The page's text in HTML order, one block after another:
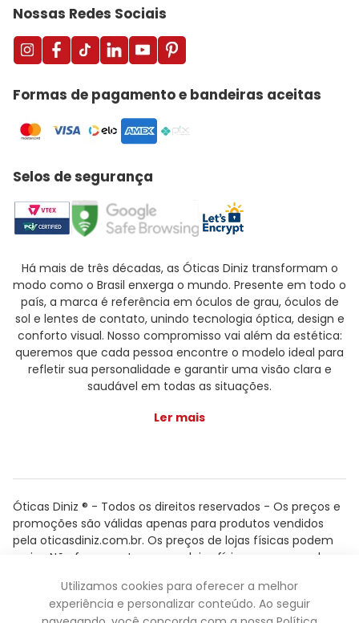
Nossas Redes Sociais
Formas de pagamento e bandeiras aceitas
Selos de segurança
Há mais de três décadas, as Óticas Diniz transformam o
modo como o Brasil enxerga o mundo. Presente em todo o
país, a marca é referência em óculos de grau, óculos de
sol e lentes de contato, unindo tecnologia óptica, design e
conforto visual. Nosso compromisso vai além da estética:
queremos que cada pessoa encontre o modelo ideal para
refletir sua personalidade e garantir uma visão clara e
saudável em todas as situações.
Ler mais
Óticas Diniz ® - Todos os direitos reservados - Os preços e
promoções são válidas apenas para produtos vendidos
pela oticasdiniz.com.br. Os preços de lojas físicas podem
variar. Não fazemos trocas em lojas físicas, apenas pelo
Powered by
Utilizamos cookies para oferecer a melhor
experiência e personalizar conteúdo. Ao seguir